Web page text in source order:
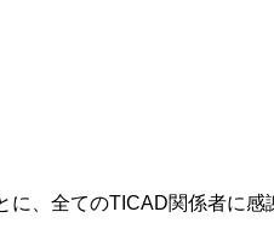
に、全てのTICAD関係者に感